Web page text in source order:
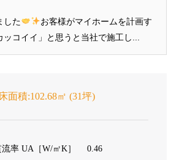
した
お客様がマイホームを計画す
コイイ」と思うと当社で施工し...
面積:102.68㎡ (31坪)
流率 UA［W/㎡K］ 0.46